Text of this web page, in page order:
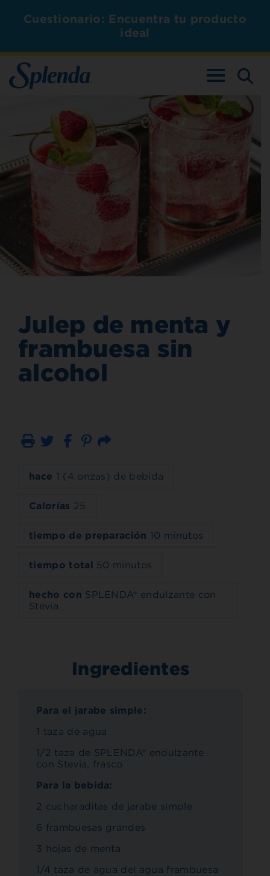
Cuestionario: Encuentra tu producto
ideal
ALTERNAR
Julep de menta y
frambuesa sin
alcohol
Imprimir Correo electrónico
hace 1 (4 onzas) de bebida
Calorías 25
tiempo de preparación 10 minutos
tiempo total 50 minutos
hecho con SPLENDA® endulzante con
Stevia
Ingredientes
Para el jarabe simple:
1 taza de agua
1/2 taza de SPLENDA® endulzante
con Stevia, frasco
Para la bebida:
2 cucharaditas de jarabe simple
6 frambuesas grandes
3 hojas de menta
1/4 taza de agua del agua frambuesa